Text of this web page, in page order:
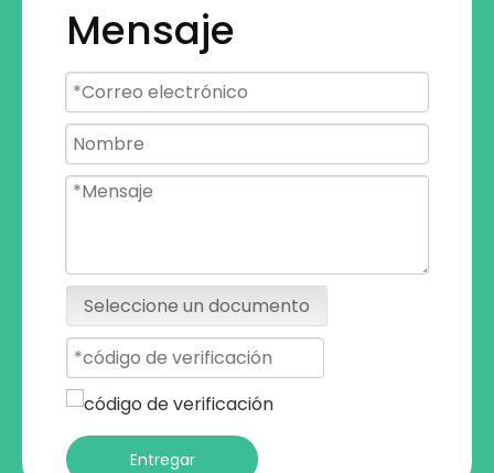
Mensaje
Seleccione un documento
Entregar